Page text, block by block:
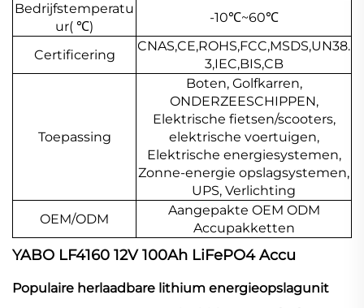
Bedrijfstemperatu
ur( ℃)
-10℃~60℃
Certificering
CNAS,CE,ROHS,FCC,MSDS,UN38.
3,IEC,BIS,CB
Toepassing
Boten, Golfkarren,
ONDERZEESCHIPPEN,
Elektrische fietsen/scooters,
elektrische voertuigen,
Elektrische energiesystemen,
Zonne-energie opslagsystemen,
UPS, Verlichting
OEM/ODM
Aangepakte OEM ODM
Accupakketten
YABO LF4160 12V 100Ah LiFePO4 Accu
Populaire herlaadbare lithium energieopslagunit